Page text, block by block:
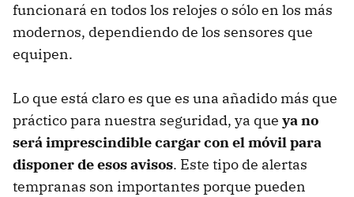
funcionará en todos los relojes o sólo en los más
modernos, dependiendo de los sensores que
equipen.
Lo que está claro es que es una añadido más que
práctico para nuestra seguridad, ya que ya no
será imprescindible cargar con el móvil para
disponer de esos avisos. Este tipo de alertas
tempranas son importantes porque pueden